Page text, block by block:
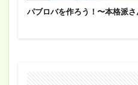
パブロバを作ろう！〜本格派